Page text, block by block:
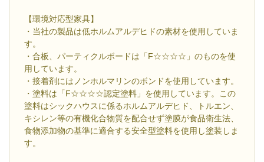
【環境対応型家具】
・当社の製品は低ホルムアルデヒドの素材を使用していま
す。
・合板、パーティクルボードは「F☆☆☆☆」のものを使
用しています。
・接着剤にはノンホルマリンのボンドを使用しています。
・塗料は「F☆☆☆☆認定塗料」を使用しています。この
塗料はシックハウスに係るホルムアルデヒド、トルエン、
キシレン等の有機化合物質を配合せず塗膜が食品衛生法、
食物添加物の基準に適合する安全型塗料を使用し塗装しま
す。